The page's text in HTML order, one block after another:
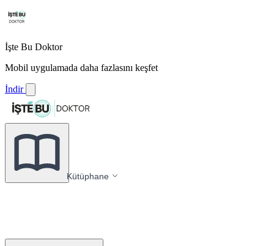
İşte Bu Doktor
Mobil uygulamada daha fazlasını keşfet
İndir
Kütüphane